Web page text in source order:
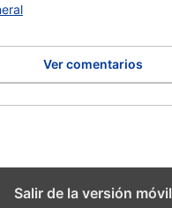
Ver comentarios
Salir de la versión móvil